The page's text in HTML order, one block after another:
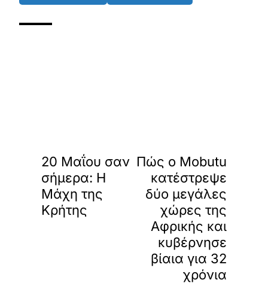
20 Μαΐου σαν
σήμερα: Η
Μάχη της
Κρήτης
Πώς ο Mobutu
κατέστρεψε
δύο μεγάλες
χώρες της
Αφρικής και
κυβέρνησε
βίαια για 32
χρόνια